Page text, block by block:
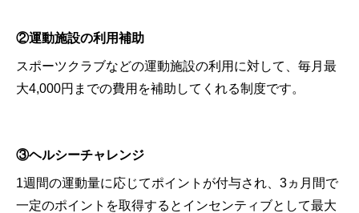
②運動施設の利用補助
スポーツクラブなどの運動施設の利用に対して、毎月最
大4,000円までの費用を補助してくれる制度です。
③ヘルシーチャレンジ
1週間の運動量に応じてポイントが付与され、3ヵ月間で
一定のポイントを取得するとインセンティブとして最大